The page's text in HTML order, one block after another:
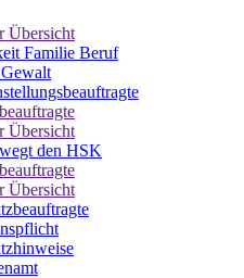
Übersicht
Familie Beruf
Übersicht
den HSK
Übersicht